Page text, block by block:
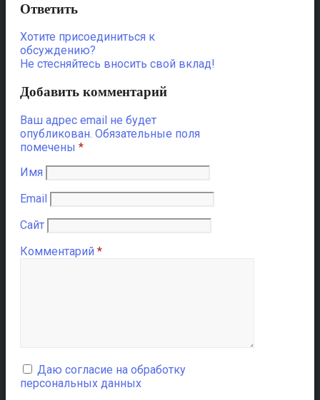
Ответить
Хотите присоединиться к
обсуждению?
Не стесняйтесь вносить свой вклад!
Добавить комментарий
Ваш адрес email не будет
опубликован. Обязательные поля
помечены *
Имя
Email
Сайт
Комментарий *
Даю согласие на обработку
персональных данных